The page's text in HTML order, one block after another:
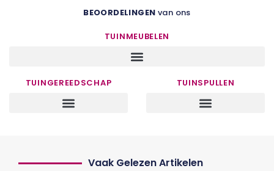
BEOORDELINGEN van ons
TUINMEUBELEN
TUINGEREEDSCHAP TUINSPULLEN
Vaak Gelezen Artikelen